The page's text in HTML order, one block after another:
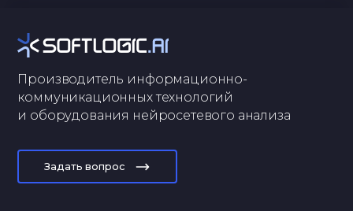
Производитель информационно-
коммуникационных технологий
и оборудования нейросетевого анализа
Задать вопрос